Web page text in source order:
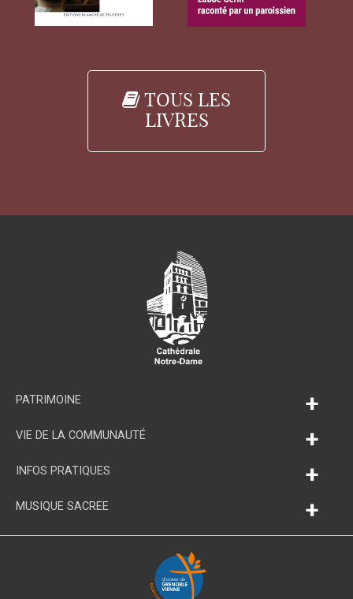
TOUS LES
LIVRES
PATRIMOINE +
VIE DE LA COMMUNAUTÉ +
INFOS PRATIQUES +
MUSIQUE SACREE +